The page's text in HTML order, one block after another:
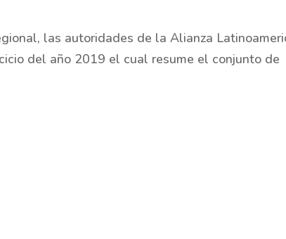
las autoridades de la Alianza
del año 2019 el cual resume el conjunto de